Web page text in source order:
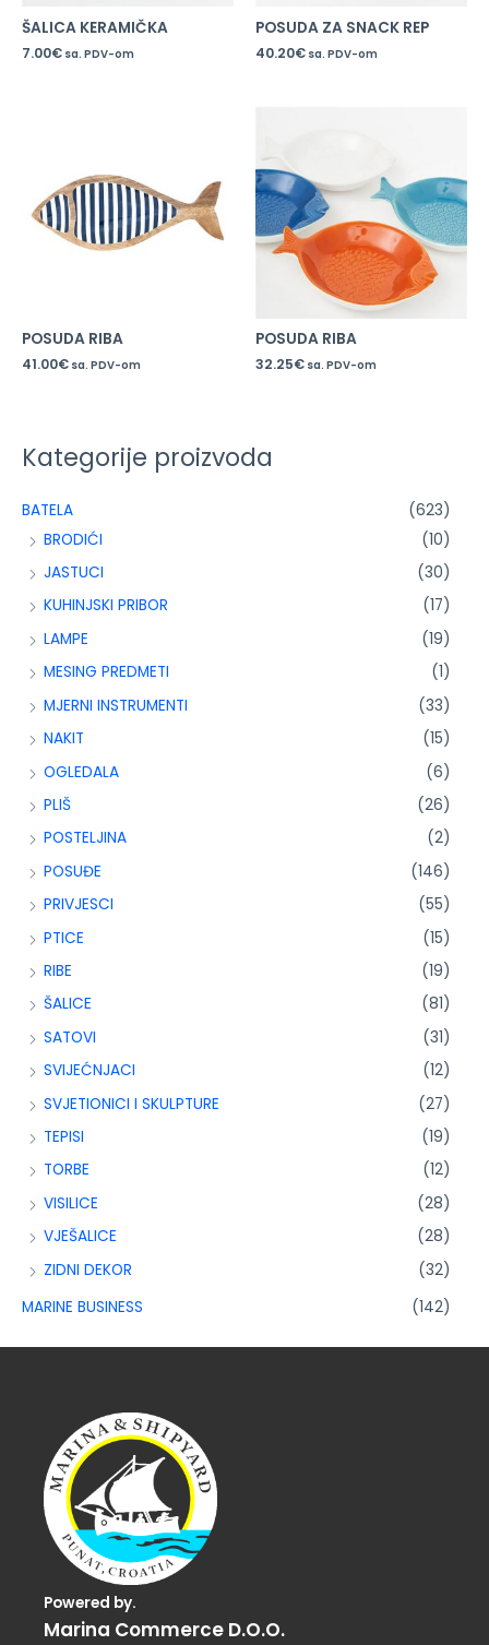
Kategorije proizvoda
BATELA
(623)
BRODIĆI
(10)
JASTUCI
(30)
KUHINJSKI PRIBOR
(17)
LAMPE
(19)
MESING PREDMETI
(1)
MJERNI INSTRUMENTI
(33)
NAKIT
(15)
OGLEDALA
(6)
PLIŠ
(26)
POSTELJINA
(2)
POSUĐE
(146)
PRIVJESCI
(55)
PTICE
(15)
RIBE
(19)
ŠALICE
(81)
SATOVI
(31)
SVIJEĆNJACI
(12)
SVJETIONICI I SKULPTURE
(27)
TEPISI
(19)
TORBE
(12)
VISILICE
(28)
VJEŠALICE
(28)
ZIDNI DEKOR
(32)
MARINE BUSINESS
(142)
ŠALICA KERAMIČKA
7.00€ sa. PDV-om
POSUDA ZA SNACK REP
40.20€ sa. PDV-om
POSUDA RIBA
41.00€ sa. PDV-om
POSUDA RIBA
32.25€ sa. PDV-om
Powered by.
Marina Commerce D.o.o.